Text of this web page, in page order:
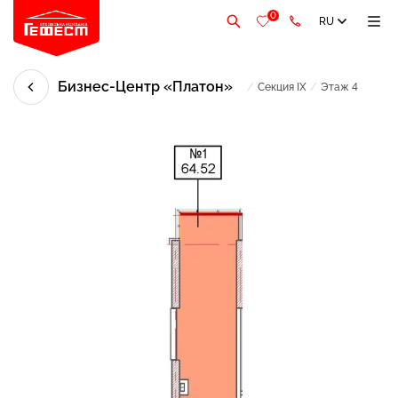
0 RU
Бизнес-Центр «Платон» / Секция IX / Этаж 4